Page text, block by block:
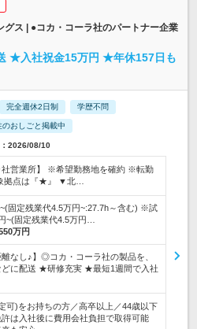
ス | ●コカ・コーラ社のパートナー企業
★入社祝金15万円 ★年休157日も
完全週休2日制 学歴不問
のおしごと掲載中
2026/08/10
社営業所】 ※希望勤務地を確約 ※転勤
拠点は『★』 ▼北…
固定残業代4.5万円~:27.7h～含む) ※試
~(固定残業代4.5万円…
万円
離なし♪】◎コカ・コーラ社の製品を、
どに配送 ★研修充実 ★最短1週間で入社
可)をお持ちの方／高卒以上／44歳以下
は入社後に費用会社負担で取得可能